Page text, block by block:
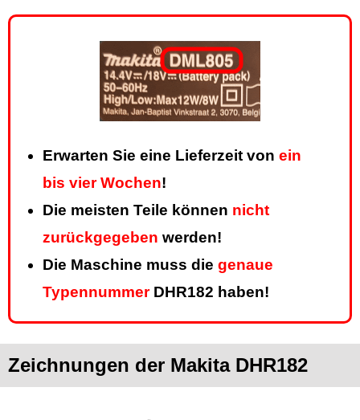
Erwarten Sie eine Lieferzeit von ein
bis vier Wochen!
Die meisten Teile können nicht
zurückgegeben werden!
Die Maschine muss die genaue
TypennummerDHR182 haben!
Zeichnungen der Makita DHR182